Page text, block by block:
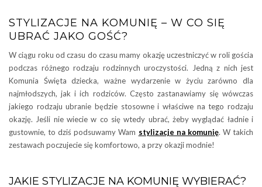
STYLIZACJE NA KOMUNIĘ – W CO SIĘ
UBRAĆ JAKO GOŚĆ?
W ciągu roku od czasu do czasu mamy okazję uczestniczyć w roli gościa
podczas różnego rodzaju rodzinnych uroczystości. Jedną z nich jest
Komunia Święta dziecka, ważne wydarzenie w życiu zarówno dla
najmłodszych, jak i ich rodziców. Często zastanawiamy się wówczas
jakiego rodzaju ubranie będzie stosowne i właściwe na tego rodzaju
okazję. Jeśli nie wiecie w co się wtedy ubrać, żeby wyglądać ładnie i
gustownie, to dziś podsuwamy Wam stylizacje na komunię. W takich
zestawach poczujecie się komfortowo, a przy okazji modnie!
JAKIE STYLIZACJE NA KOMUNIĘ WYBIERAĆ?